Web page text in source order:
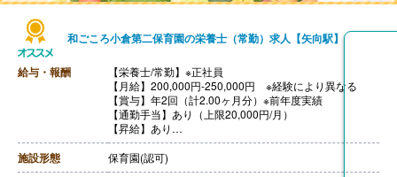
和ごころ小倉第二保育園の栄養士（常勤）求人【矢向駅】
給与・報酬
【栄養士/常勤】※正社員
【月給】200,000円-250,000円 ※経験により異なる
【賞与】年2回（計2.00ヶ月分）※前年度実績
【通勤手当】あり（上限20,000円/月）
【昇給】あり
【退職金】あり※勤続5年以上
施設形態 保育園(認可)